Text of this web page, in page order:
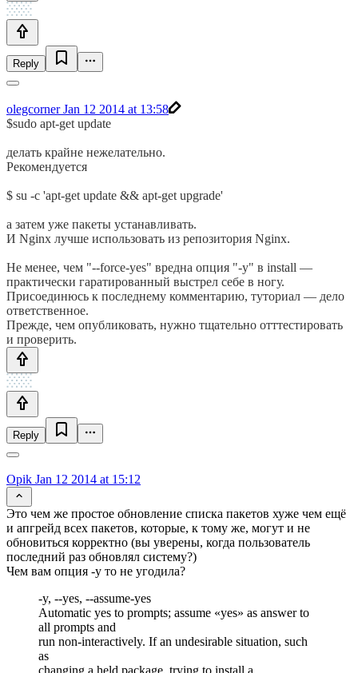
Reply
olegcornerJan 12 2014 at 13:58
$sudo apt-get update
делать крайне нежелательно.
Рекомендуется
$ su -c 'apt-get update && apt-get upgrade'
а затем уже пакеты устанавливать.
И Nginx лучше использовать из репозитория Nginx.
Не менее, чем "--force-yes" вредна опция "-y" в install —
практически гаратированный выстрел себе в ногу.
Присоединюсь к последнему комментарию, туториал — дело
ответственное.
Прежде, чем опубликовать, нужно тщательно отттестировать
и проверить.
Reply
Opik Jan 12 2014 at 15:12
Это чем же простое обновление списка пакетов хуже чем ещё
и апгрейд всех пакетов, которые, к тому же, могут и не
обновиться корректно (вы уверены, когда пользователь
последний раз обновлял систему?)
Чем вам опция -y то не угодила?
-y, --yes, --assume-yes
Automatic yes to prompts; assume «yes» as answer to
all prompts and
run non-interactively. If an undesirable situation, such
as
changing a held package, trying to install a